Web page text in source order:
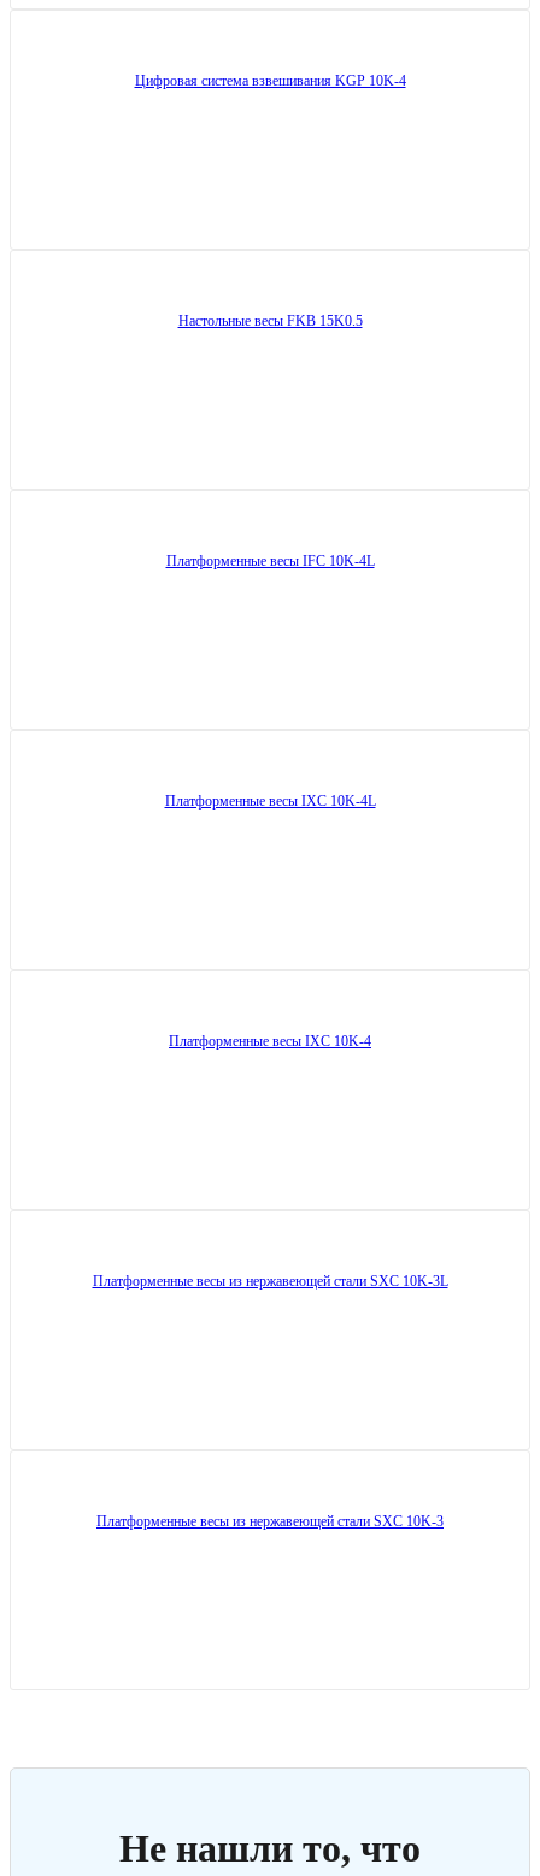
Цифровая система взвешивания KGP 10K-4
Настольные весы FKB 15K0.5
Платформенные весы IFC 10K-4L
Платформенные весы IXC 10K-4L
Платформенные весы IXC 10K-4
Платформенные весы из нержавеющей стали SXC 10K-3L
Платформенные весы из нержавеющей стали SXC 10K-3
Не нашли то, что